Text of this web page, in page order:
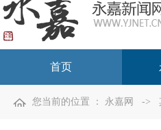
首页
您当前的位置 ： 永嘉网 ->